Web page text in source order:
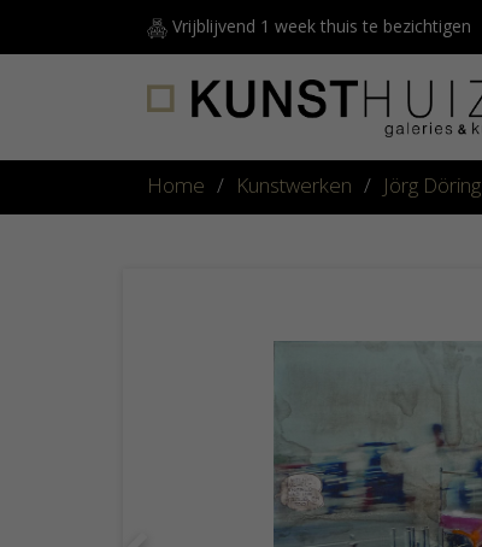
Vrijblijvend 1 week thuis te bezichtigen
Home / Kunstwerken / Jörg Döring